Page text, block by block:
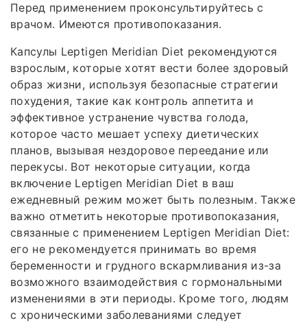
Перед применением проконсультируйтесь с
врачом. Имеются противопоказания.
Капсулы Leptigen Meridian Diеt рекомендуются
взрослым, которые хотят вести более здоровый
образ жизни, используя безопасные стратегии
похудения, такие как контроль аппетита и
эффективное устранение чувства голода,
которое часто мешает успеху диетических
планов, вызывая нездоровое переедание или
перекусы. Вот некоторые ситуации, когда
включение Leptigen Meridian Diеt в ваш
ежедневный режим может быть полезным. Также
важно отметить некоторые противопоказания,
связанные с применением Leptigen Meridian Diеt:
его не рекомендуется принимать во время
беременности и грудного вскармливания из-за
возможного взаимодействия с гормональными
изменениями в эти периоды. Кроме того, людям
с хроническими заболеваниями следует